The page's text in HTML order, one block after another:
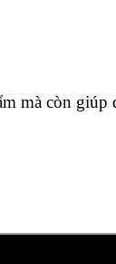
mà còn